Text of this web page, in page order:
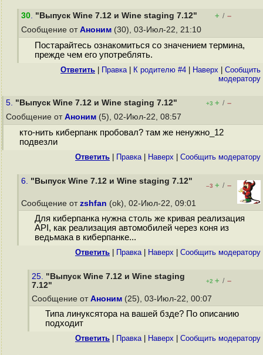
30. "Выпуск Wine 7.12 и Wine staging 7.12" + / –
Сообщение от Аноним (30), 03-Июл-22, 21:10
Постарайтесь ознакомиться со значением термина,
прежде чем его употреблять.
Ответить Правка| К родителю #4 Наверх
Cообщить
модератору
5. "Выпуск Wine 7.12 и Wine staging 7.12" +3 + / –
Сообщение от Аноним (5), 02-Июл-22, 08:57
кто-нить киберпанк пробовал? там же ненужно_12
подвезли
Ответить Правка| Наверх Cообщить модератору
6. "Выпуск Wine 7.12 и Wine staging 7.12"
–3 + / –
Сообщение от zshfan (ok), 02-Июл-22, 09:01
Для киберпанка нужна столь же кривая реализация
API, как реализация автомобилей через коня из
ведьмака в киберпанке...
Ответить Правка| Наверх Cообщить модератору
25. "Выпуск Wine 7.12 и Wine staging
7.12"
+2 + / –
Сообщение от Аноним (25), 03-Июл-22, 00:07
Типа линуксятора на вашей бзде? По описанию
подходит
Ответить Правка| Наверх Cообщить модератору